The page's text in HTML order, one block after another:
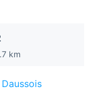
km